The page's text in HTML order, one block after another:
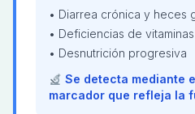
• Diarrea crónica y heces
• Deficiencias de vitaminas
• Desnutrición progresiva
Se detecta mediante
marcador que refleja la